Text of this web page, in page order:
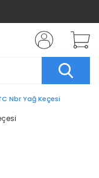
Nbr Yağ Keçesi